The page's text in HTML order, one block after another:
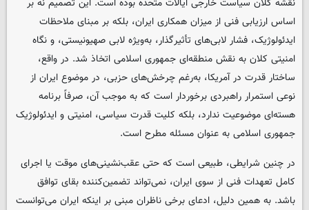
نقشه کلان سیاست خارجی ایالات متحده بوده است. این تصمیم نه بر
اساس ارزیابی فنی از میزان همکاری ایران، بلکه بر مبنای ملاحظات
ایدئولوژیک، فشار لابی‌های تأثیرگذار، به‌ویژه لابی صهیونیستی، و نگاه
امنیتی کلان به نقش منطقه‌ای جمهوری اسلامی اتخاذ شد. در واقع،
ساختار قدرت در آمریکا، به‌رغم چرخش‌های حزبی، در موضوع ایران از
نوعی استمرار راهبردی برخوردار است که به موجب آن، صرفاً برنامه
هسته‌ای موضوعیت ندارد، بلکه کلیت قدرت سیاسی، امنیتی و ایدئولوژیک
جمهوری اسلامی به عنوان مسئله مطرح است.
در چنین شرایطی، طبیعی است که حتی عقب‌نشینی‌های موقت یا اجرای
کامل تعهدات فنی از سوی ایران، نمی‌تواند تضمین‌کننده بقای توافق
باشد. به همین دلیل، ادعای برخی ناظران مبنی بر اینکه ایران می‌توانست